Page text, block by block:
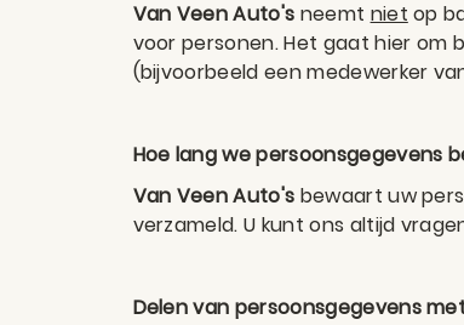
Van Veen Auto's neemt niet op
voor personen. Het gaat hier om
(bijvoorbeeld een medewerker
Hoe lang we persoonsgegevens
Van Veen Auto's bewaart uw
verzameld. U kunt ons altijd
Delen van persoonsgegevens